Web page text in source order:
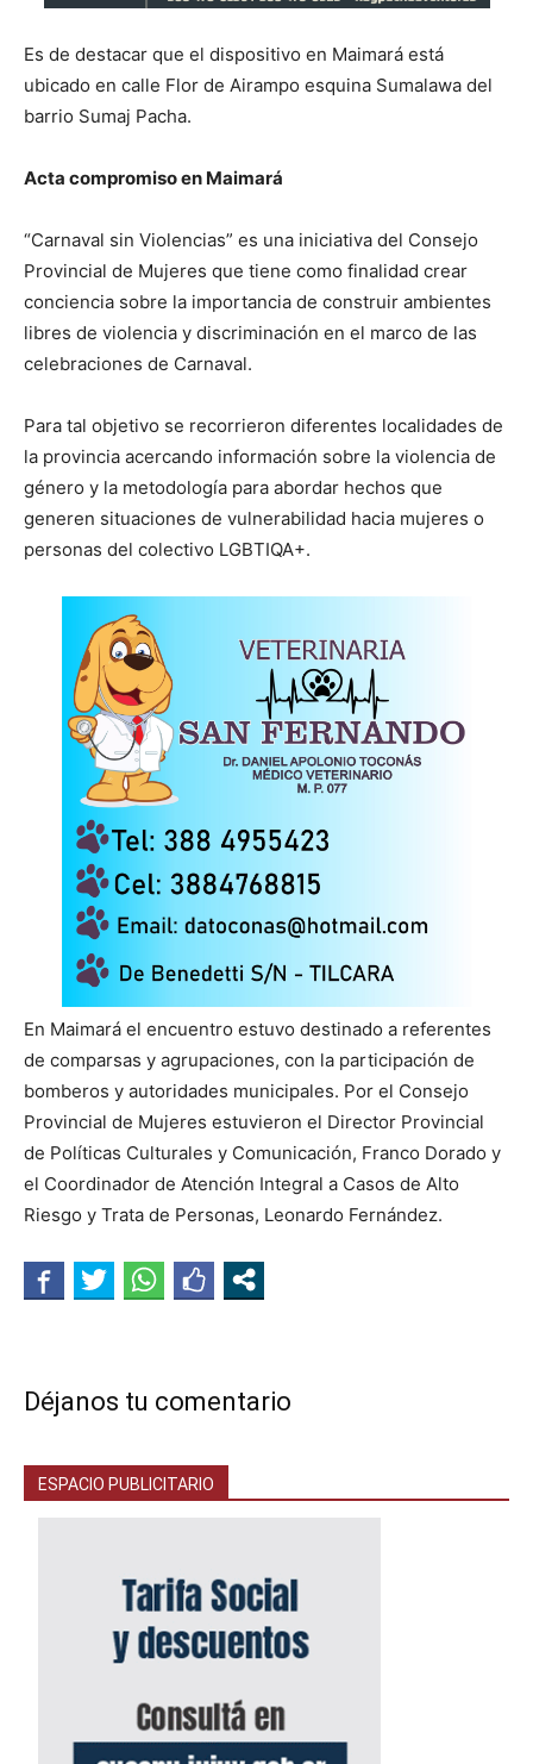
Es de destacar que el dispositivo en Maimará está
ubicado en calle Flor de Airampo esquina Sumalawa del
barrio Sumaj Pacha.
Acta compromiso en Maimará
“Carnaval sin Violencias” es una iniciativa del Consejo
Provincial de Mujeres que tiene como finalidad crear
conciencia sobre la importancia de construir ambientes
libres de violencia y discriminación en el marco de las
celebraciones de Carnaval.
Para tal objetivo se recorrieron diferentes localidades de
la provincia acercando información sobre la violencia de
género y la metodología para abordar hechos que
generen situaciones de vulnerabilidad hacia mujeres o
personas del colectivo LGBTIQA+.
En Maimará el encuentro estuvo destinado a referentes
de comparsas y agrupaciones, con la participación de
bomberos y autoridades municipales. Por el Consejo
Provincial de Mujeres estuvieron el Director Provincial
de Políticas Culturales y Comunicación, Franco Dorado y
el Coordinador de Atención Integral a Casos de Alto
Riesgo y Trata de Personas, Leonardo Fernández.
Déjanos tu comentario
ESPACIO PUBLICITARIO